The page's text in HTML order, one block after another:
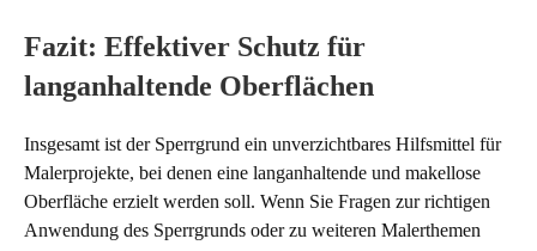
Fazit: Effektiver Schutz für
langanhaltende Oberflächen
Insgesamt ist der Sperrgrund ein unverzichtbares Hilfsmittel für
Malerprojekte, bei denen eine langanhaltende und makellose
Oberfläche erzielt werden soll. Wenn Sie Fragen zur richtigen
Anwendung des Sperrgrunds oder zu weiteren Malerthemen